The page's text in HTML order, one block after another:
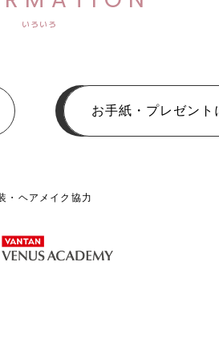
いろいろ
お手紙・プレゼント
・ヘアメイク協力